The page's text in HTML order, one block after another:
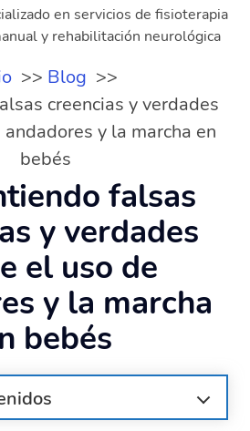
en servicios de fisioterapia
y rehabilitación neurológica
Blog
creencias y verdades
y la marcha en
bebés
falsas
y verdades
el uso de
y la marcha
bebés